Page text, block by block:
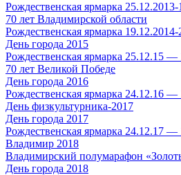
Рождественская ярмарка
70 лет Владимирской области
Рождественская ярмарка
День города 2015
Рождественская ярмарка 25.12.15 —
70 лет Великой Победе
День города 2016
Рождественская ярмарка 24.12.16 —
День физкультурника-2017
День города 2017
Рождественская ярмарка 24.12.17 —
Владимир 2018
Владимирский полумарафон
День города 2018